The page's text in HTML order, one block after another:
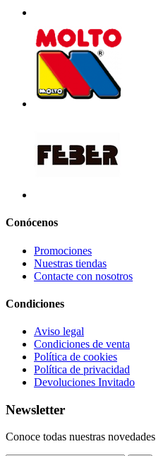
Conócenos
Promociones
Nuestras tiendas
Contacte con nosotros
Condiciones
Aviso legal
Condiciones de venta
Política de cookies
Política de privacidad
Devoluciones Invitado
Newsletter
Conoce todas nuestras novedades